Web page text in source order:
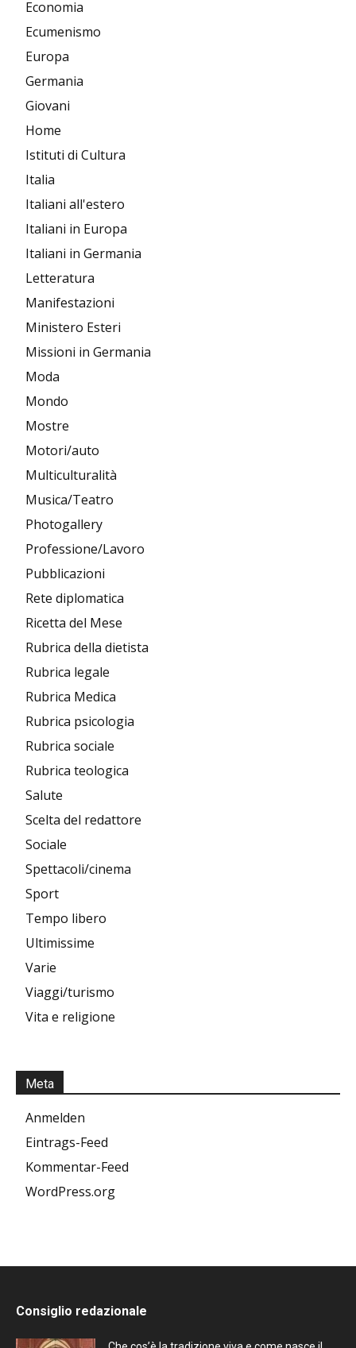
Economia
Ecumenismo
Europa
Germania
Giovani
Home
Istituti di Cultura
Italia
Italiani all'estero
Italiani in Europa
Italiani in Germania
Letteratura
Manifestazioni
Ministero Esteri
Missioni in Germania
Moda
Mondo
Mostre
Motori/auto
Multiculturalità
Musica/Teatro
Photogallery
Professione/Lavoro
Pubblicazioni
Rete diplomatica
Ricetta del Mese
Rubrica della dietista
Rubrica legale
Rubrica Medica
Rubrica psicologia
Rubrica sociale
Rubrica teologica
Salute
Scelta del redattore
Sociale
Spettacoli/cinema
Sport
Tempo libero
Ultimissime
Varie
Viaggi/turismo
Vita e religione
Meta
Anmelden
Eintrags-Feed
Kommentar-Feed
WordPress.org
Consiglio redazionale